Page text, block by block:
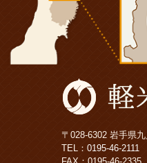
〒028-6302 岩手県
TEL： 0195-46-2111